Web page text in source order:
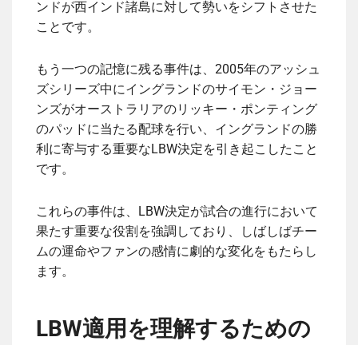
ンドが西インド諸島に対して勢いをシフトさせた
ことです。
もう一つの記憶に残る事件は、2005年のアッシュ
ズシリーズ中にイングランドのサイモン・ジョー
ンズがオーストラリアのリッキー・ポンティング
のパッドに当たる配球を行い、イングランドの勝
利に寄与する重要なLBW決定を引き起こしたこと
です。
これらの事件は、LBW決定が試合の進行において
果たす重要な役割を強調しており、しばしばチー
ムの運命やファンの感情に劇的な変化をもたらし
ます。
LBW適用を理解するための